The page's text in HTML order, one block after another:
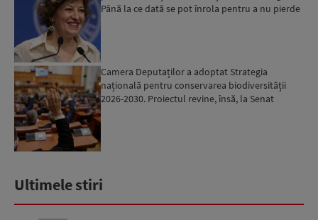
Până la ce dată se pot înrola pentru a nu pierde
Camera Deputaților a adoptat Strategia
națională pentru conservarea biodiversității
2026-2030. Proiectul revine, însă, la Senat
Ultimele stiri